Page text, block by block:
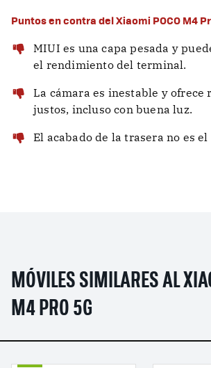
Puntos en contra del Xiaomi POCO M4
MIUI es una capa pesada y
el rendimiento del terminal.
La cámara es inestable y ofrece
justos, incluso con buena luz.
El acabado de la trasera no es el
MÓVILES SIMILARES AL
M4 PRO 5G